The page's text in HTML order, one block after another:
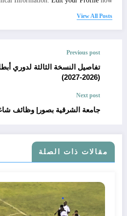
View All Posts
Previous post
تفاصيل النسخة الثالثة لدوري
(2026-2027)
Next post
جامعة الشرقية بصور| وظائف شاغرة
مقالات ذات الصلة